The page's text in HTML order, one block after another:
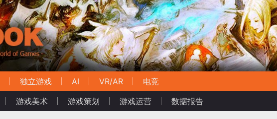
独立游戏 AI VR/AR
电竞
游戏美术 游戏策划 游戏运营 数据报告